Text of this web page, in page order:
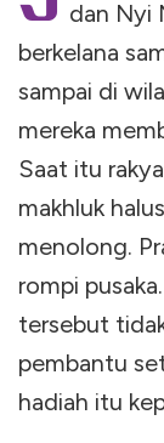
dan Nyi
berkelana
sampai di
mereka
Saat itu
makhluk
menolong.
rompi
tersebut
pembantu
hadiah itu